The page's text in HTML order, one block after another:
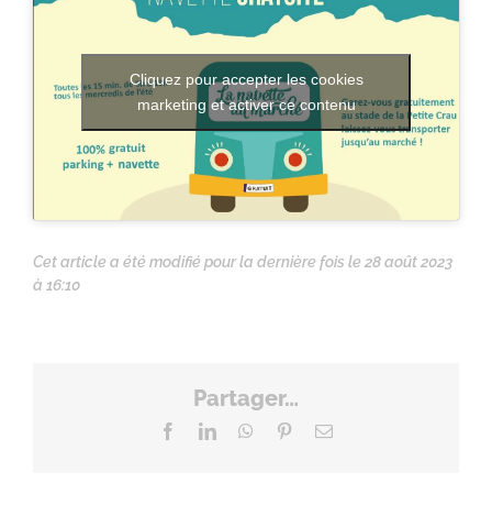
Cliquez pour accepter les cookies
marketing et activer ce contenu
Cet article a été modifié pour la dernière fois le 28 août 2023
à 16:10
Partager…
FacebookLinkedInWhatsApp
PinterestEmail